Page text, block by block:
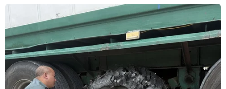
TIN LIÊN QUAN